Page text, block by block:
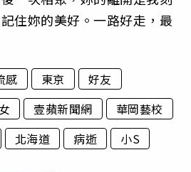
住妳的美好。一路好走，最
感 東京
好友
壹蘋新聞網
華岡藝校
北海道 病逝 小S